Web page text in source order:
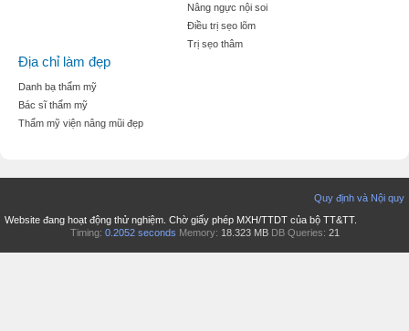
Nâng ngực nội soi
Điều trị sẹo lõm
Trị sẹo thâm
Địa chỉ làm đẹp
Danh bạ thẩm mỹ
Bác sĩ thẩm mỹ
Thẩm mỹ viện nâng mũi đẹp
Quy định và Nội quy
Website đang hoạt động thử nghiệm. Chờ giấy phép MXH/TTDT của bộ TT&TT.
Timing: 0.2052 seconds Memory: 18.323 MB DB Queries: 21